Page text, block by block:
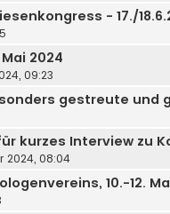
- 17./
2024
09:23
gestreute und
kurzes Interview zu
2024, 08:04
10.-12.